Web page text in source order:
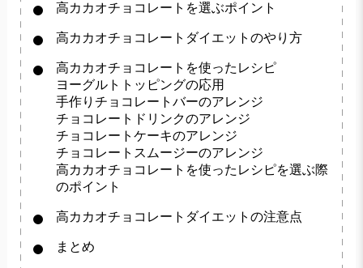
高カカオチョコレートを選ぶポイント
高カカオチョコレートダイエットのやり方
高カカオチョコレートを使ったレシピ
ヨーグルトトッピングの応用
手作りチョコレートバーのアレンジ
チョコレートドリンクのアレンジ
チョコレートケーキのアレンジ
チョコレートスムージーのアレンジ
高カカオチョコレートを使ったレシピを選ぶ際
のポイント
高カカオチョコレートダイエットの注意点
まとめ